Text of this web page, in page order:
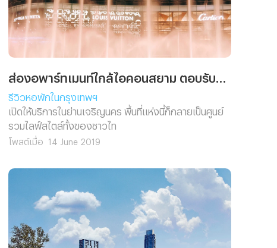
รีวิวหอพักในกรุงเทพฯ
เปิดให้บริการในย่านเจริญนคร พื้นที่แห่งนี้ก็กลายเป็นศูนย์
รวมไลฟ์สไตล์ทั้งของชาวไท
โพสต์เมื่อ 14 June 2019